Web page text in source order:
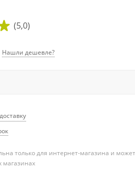
(5,0)
Нашли дешевле?
только для интернет-магазина и
магазинах